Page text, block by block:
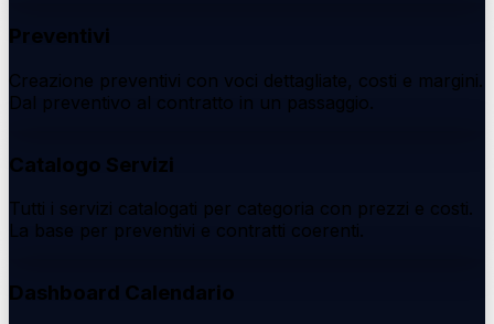
Preventivi
Creazione preventivi con voci dettagliate, costi e margini.
Dal preventivo al contratto in un passaggio.
Catalogo Servizi
Tutti i servizi catalogati per categoria con prezzi e costi.
La base per preventivi e contratti coerenti.
Dashboard Calendario